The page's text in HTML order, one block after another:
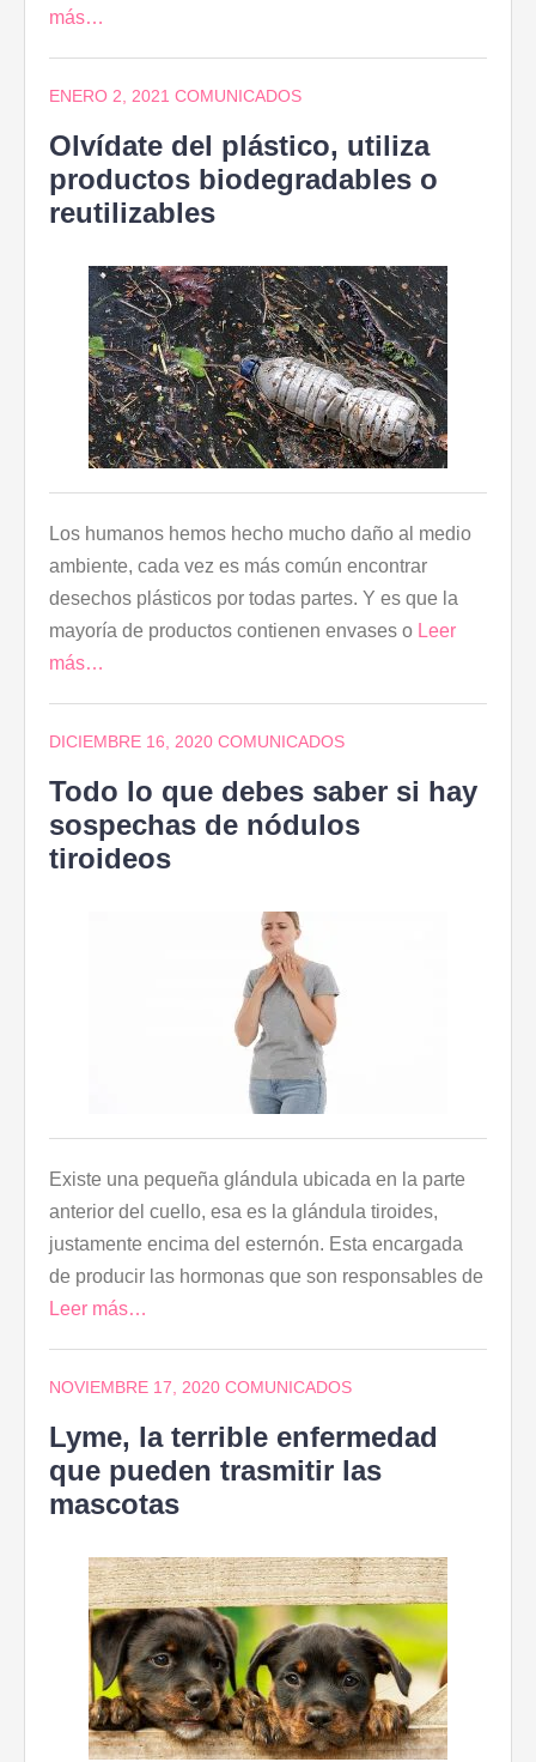
más…
ENERO 2, 2021 COMUNICADOS
Olvídate del plástico, utiliza
productos biodegradables o
reutilizables
Los humanos hemos hecho mucho daño al medio
ambiente, cada vez es más común encontrar
desechos plásticos por todas partes. Y es que la
mayoría de productos contienen envases o Leer
más…
DICIEMBRE 16, 2020 COMUNICADOS
Todo lo que debes saber si hay
sospechas de nódulos
tiroideos
Existe una pequeña glándula ubicada en la parte
anterior del cuello, esa es la glándula tiroides,
justamente encima del esternón. Esta encargada
de producir las hormonas que son responsables de
Leer más…
NOVIEMBRE 17, 2020 COMUNICADOS
Lyme, la terrible enfermedad
que pueden trasmitir las
mascotas